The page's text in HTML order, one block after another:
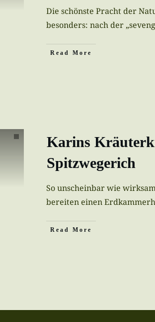
Die schönste Pracht der
besonders: nach der
Read More
Karins
Spitzwegerich
So unscheinbar wie
bereiten einen
Read More